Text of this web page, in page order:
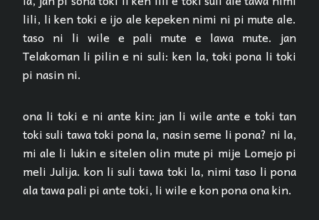
lili, li ken toki e ijo ale kepeken nimi ni pi mute ale.
taso ni li wile e pali mute e lawa mute. jan
Telakoman li pilin e ni suli: ken la, toki pona li toki
pi nasin ni.
ona li toki e ni ante kin: jan li wile ante e toki tan
toki suli tawa toki pona la, nasin seme li pona? ni la,
mi ale li lukin e sitelen olin mute pi mije Lomejo pi
meli Julija. kon li suli tawa toki la, nimi taso li pona
ala tawa pali pi ante toki, li wile e kon pona ona kin.